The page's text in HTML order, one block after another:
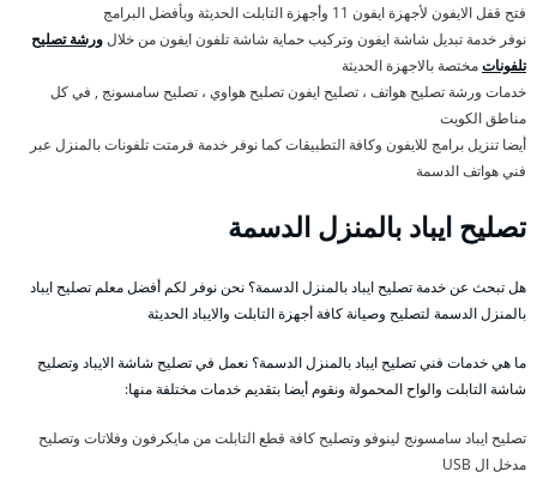
فتح قفل الايفون لأجهزة ايفون 11 وأجهزة التابلت الحديثة وبأفضل البرامج
نوفر خدمة تبديل شاشة ايفون وتركيب حماية شاشة تلفون ايفون من خلالورشة تصليح
تلفوناتمختصة بالاجهزة الحديثة
خدمات ورشة تصليح هواتف ، تصليح ايفون تصليح هواوي ، تصليح سامسونج , في كل
مناطق الكويت
أيضا تنزيل برامج للايفون وكافة التطبيقات كما نوفر خدمة فرمتت تلفونات بالمنزل عبر
فني هواتف الدسمة
تصليح ايباد بالمنزل الدسمة
هل تبحث عن خدمة تصليح ايباد بالمنزل الدسمة؟ نحن نوفر لكم أفضل معلم تصليح ايباد
بالمنزل الدسمة لتصليح وصيانة كافة أجهزة التابلت والايباد الحديثة
ما هي خدمات فني تصليح ايباد بالمنزل الدسمة؟ نعمل في تصليح شاشة الايباد وتصليح
شاشة التابلت والواح المحمولة ونقوم أيضا بتقديم خدمات مختلفة منها:
تصليح ايباد سامسونج لينوفو وتصليح كافة قطع التابلت من مايكرفون وفلاتات وتصليح
مدخل ال USB